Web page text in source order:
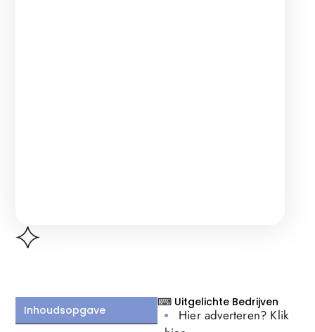
Inhoudsopgave
⌨ Uitgelichte Bedrijven
Hier adverteren? Klik